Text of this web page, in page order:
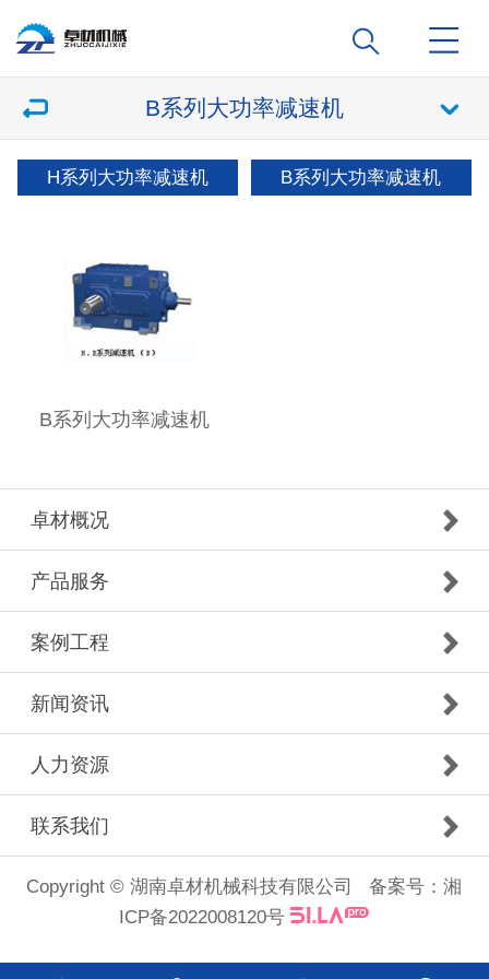
B系列大功率减速机
H系列大功率减速机 B系列大功率减速机
B系列大功率减速机
卓材概况
产品服务
案例工程
新闻资讯
人力资源
联系我们
Copyright © 湖南卓材机械科技有限公司 备案号：湘
ICP备2022008120号